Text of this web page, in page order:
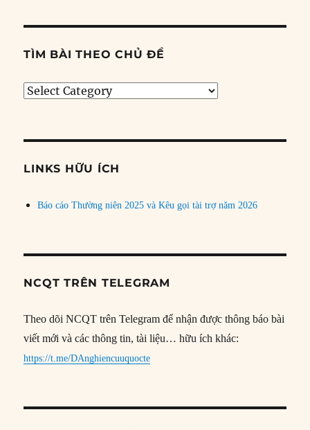
TÌM BÀI THEO CHỦ ĐỀ
Tìm
đề
LINKS HỮU ÍCH
Báo cáo Thường niên 2025 và Kêu gọi tài trợ năm 2026
NCQT TRÊN TELEGRAM
Theo dõi NCQT trên Telegram để nhận được thông báo bài
viết mới và các thông tin, tài liệu… hữu ích khác:
https://t.me/DAnghiencuuquocte